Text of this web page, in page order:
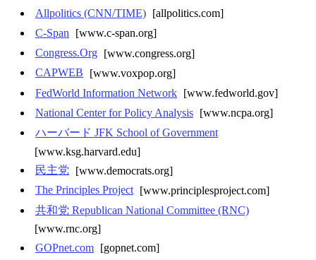
Allpolitics (CNN/TIME) [allpolitics.com]
C-Span
[www.c-span.org]
Congress.Org [www.congress.org]
CAPWEB
[www.voxpop.org]
FedWorld Information Network [www.fedworld.gov]
National Center for Policy Analysis [www.ncpa.org]
ハーバード JFK School of Government
[www.ksg.harvard.edu]
民主党
[www.democrats.org]
The Principles Project [www.principlesproject.com]
共和党 Republican National Committee (RNC)
[www.rnc.org]
GOPnet.com [gopnet.com]